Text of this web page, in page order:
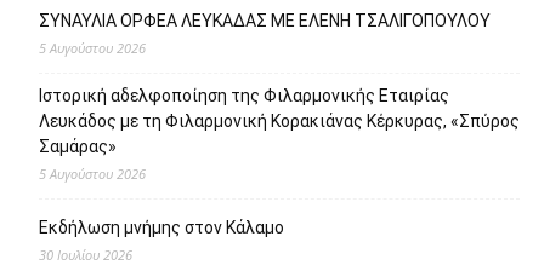
ΣΥΝΑΥΛΙΑ ΟΡΦΕΑ ΛΕΥΚΑΔΑΣ ΜΕ ΕΛΕΝΗ ΤΣΑΛΙΓΟΠΟΥΛΟΥ
5 Αυγούστου 2026
Ιστορική αδελφοποίηση της Φιλαρμονικής Εταιρίας
Λευκάδος με τη Φιλαρμονική Κορακιάνας Κέρκυρας, «Σπύρος
Σαμάρας»
5 Αυγούστου 2026
Εκδήλωση μνήμης στον Κάλαμο
30 Ιουλίου 2026